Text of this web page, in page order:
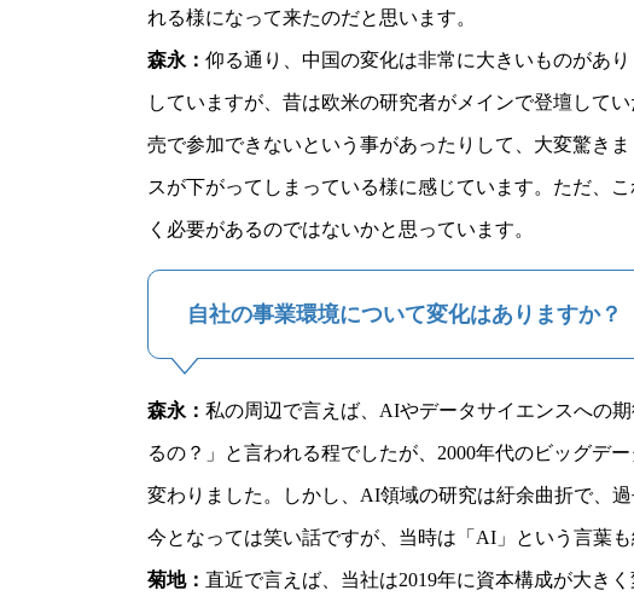
れる様になって来たのだと思います。
森永 ： 仰る通り、中国の変化は非常に大きいものがあ
していますが、昔は欧米の研究者がメインで登壇して
売で参加できないという事があったりして、大変驚き
スが下がってしまっている様に感じています。ただ、
く必要があるのではないかと思っています。
自社の事業環境について変化はありますか？
森永 ： 私の周辺で言えば、AIやデータサイエンスへの
るの？」と言われる程でしたが、2000年代のビッグデ
変わりました。しかし、AI領域の研究は紆余曲折で、
今となっては笑い話ですが、当時は「AI」という言葉
菊地： 直近で言えば、当社は2019年に資本構成が大き